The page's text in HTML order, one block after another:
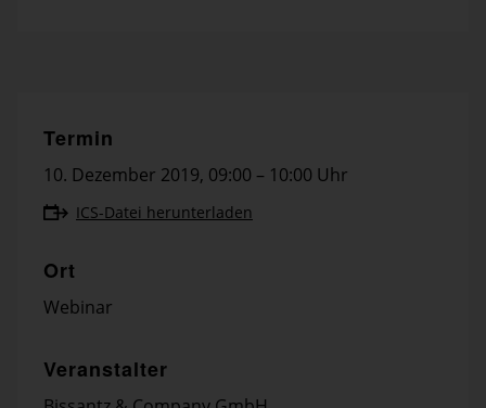
Termin
10. Dezember 2019, 09:00 – 10:00 Uhr
ICS-Datei herunterladen
Ort
Webinar
Veranstalter